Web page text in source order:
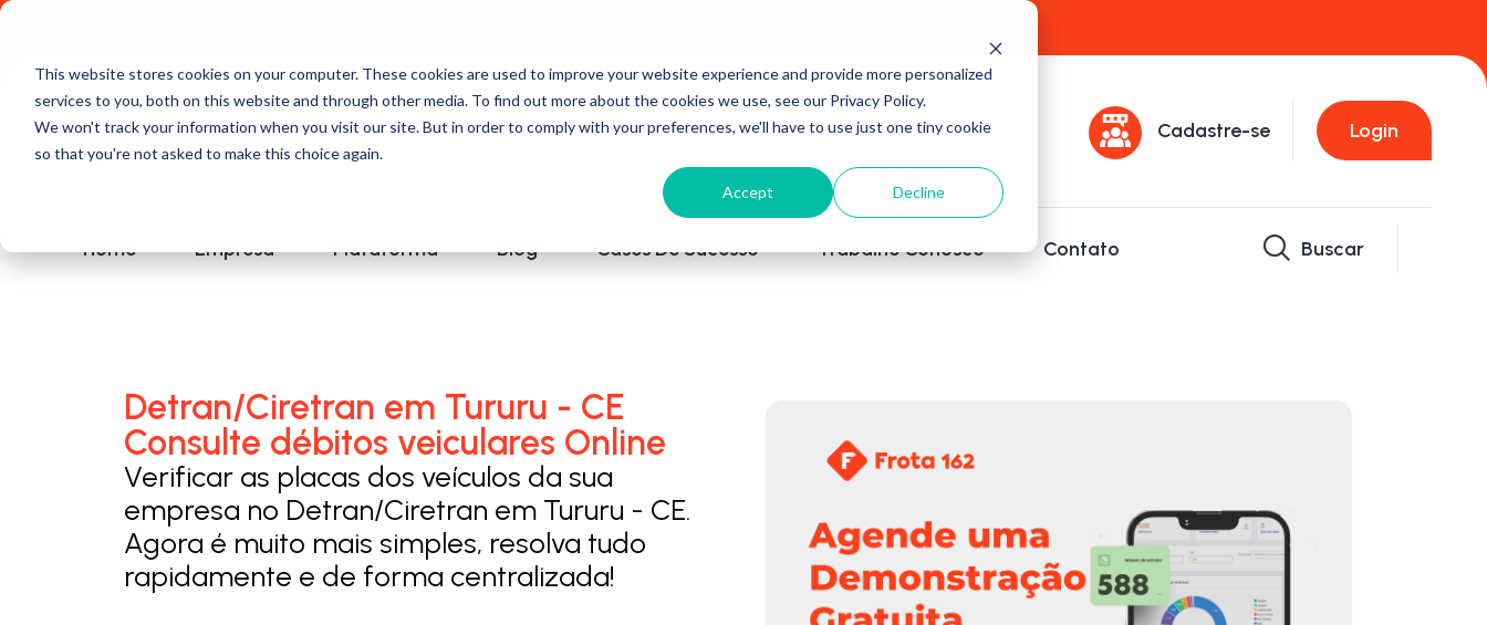
This website stores cookies on your computer. These cookies are used to improve your website experience and provide more personalized
services to you, both on this website and through other media. To find out more about the cookies we use, see our Privacy Policy.
We won't track your information when you visit our site. But in order to comply with your preferences, we'll have to use just one tiny cookie
so that you're not asked to make this choice again.
Accept Decline
Cadastre-se Login
Home Empresa Plataforma Blog Cases De Sucesso Trabalhe Conosco Contato Buscar
Detran/Ciretran em Tururu - CE
Consulte débitos veiculares Online
Verificar as placas dos veículos da sua
empresa no Detran/Ciretran em Tururu - CE.
Agora é muito mais simples, resolva tudo
rapidamente e de forma centralizada!